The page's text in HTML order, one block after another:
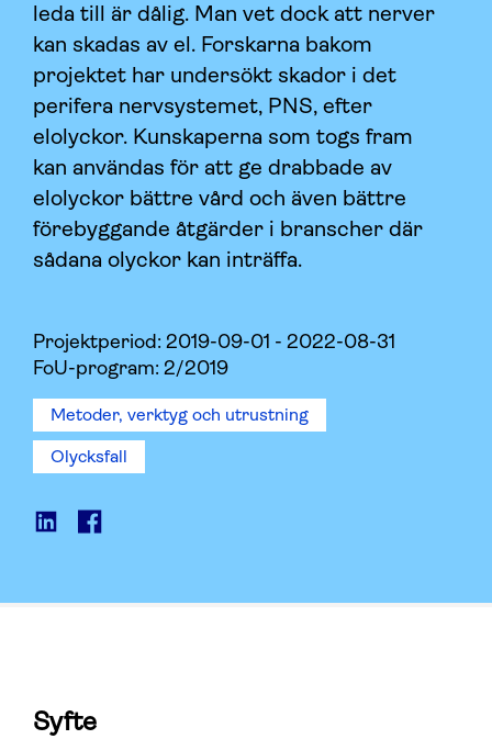
leda till är dålig. Man vet dock att nerver
kan skadas av el. Forskarna bakom
projektet har undersökt skador i det
perifera nervsystemet, PNS, efter
elolyckor. Kunskaperna som togs fram
kan användas för att ge drabbade av
elolyckor bättre vård och även bättre
förebyggande åtgärder i branscher där
sådana olyckor kan inträffa.
Projektperiod: 2019-09-01 - 2022-08-31
FoU-program: 2/2019
Metoder, verktyg och utrustning
Olycksfall
Syfte